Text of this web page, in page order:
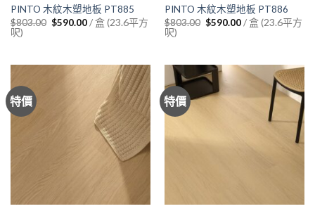
PINTO 木紋木塑地板 PT885
$803.00 Original
price
$590.00Current
price
/ 盒 (23.6平方
呎)
PINTO 木紋木塑地板 PT886
$803.00 Original
price
$590.00Current
price
/ 盒 (23.6平方
呎)
特價 特價